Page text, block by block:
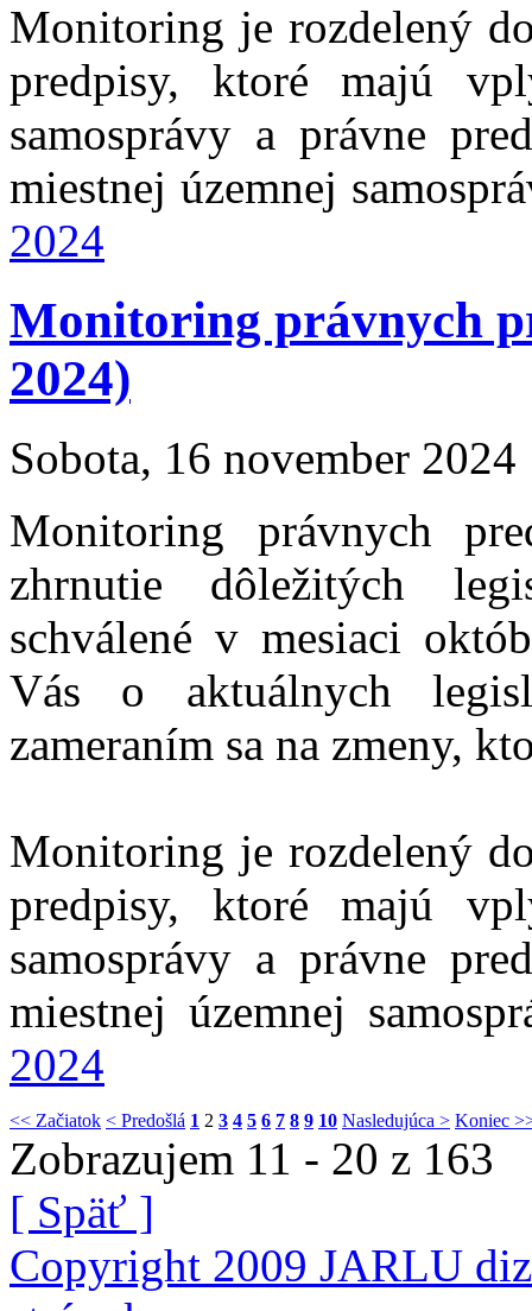
Monitoring je rozdelený
predpisy, ktoré majú
samosprávy a právne
miestnej územnej
2024
Monitoring právnych
2024)
Sobota, 16 november 2024
Monitoring právnych
zhrnutie dôležitých
schválené v mesiaci
Vás o aktuálnych
zameraním sa na zmeny,
Monitoring je rozdelený
predpisy, ktoré majú
samosprávy a právne
miestnej územnej
2024
<< Začiatok < Predošlá 1 2 3 4 5 6 7 8 9 10 Nasledujúca > Koniec
Zobrazujem 11 - 20 z 163
[ Späť ]
Copyright 2009 JARLU